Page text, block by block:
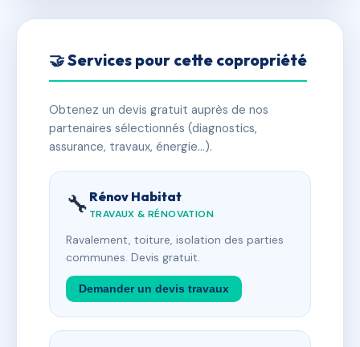
🤝 Services pour cette copropriété
Obtenez un devis gratuit auprès de nos
partenaires sélectionnés (diagnostics,
assurance, travaux, énergie…).
🔧 Rénov Habitat
TRAVAUX & RÉNOVATION
Ravalement, toiture, isolation des parties
communes. Devis gratuit.
Demander un devis travaux